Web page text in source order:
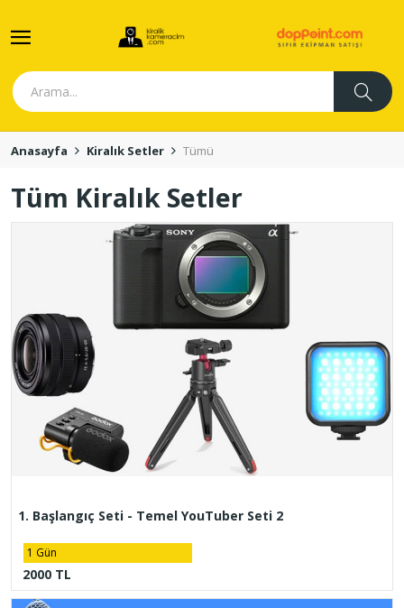
Anasayfa Kiralık Setler Tümü
Tüm Kiralık Setler
1. Başlangıç Seti - Temel YouTuber Seti 2
1 Gün
2000 TL